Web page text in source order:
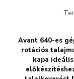
Avant 640-es
rotációs
kapa